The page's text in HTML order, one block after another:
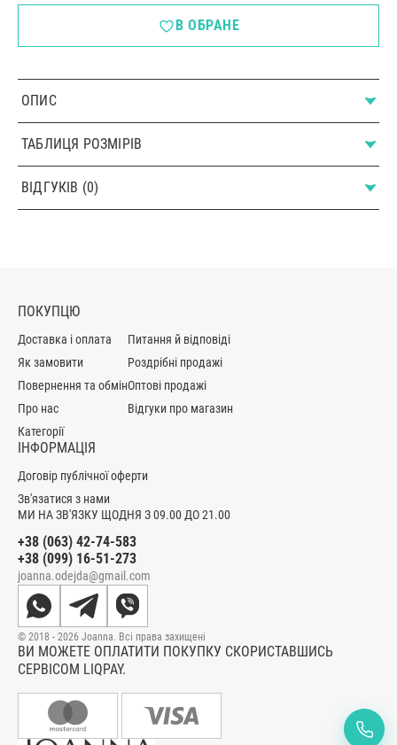
В ОБРАНЕ
ОПИС
ТАБЛИЦЯ РОЗМІРІВ
ВІДГУКІВ (0)
МИ НА ЗВ'ЯЗКУ ЩОДНЯ З 09.00 ДО 21.00
+38 (063) 42-74-583
+38 (099) 16-51-273
joanna.odejda@gmail.com
ПОКУПЦЮ
Доставка і оплата
Як замовити
Повернення та обмін
Про нас
Категорії
Питання й відповіді
Роздрібні продажі
Оптові продажі
Відгуки про магазин
ІНФОРМАЦІЯ
Договір публічної оферти
Зв'язатися з нами
ВИ МОЖЕТЕ ОПЛАТИТИ ПОКУПКУ СКОРИСТАВШИСЬ
СЕРВІСОМ LIQPAY.
© 2018 - 2026 Joanna. Всі права захищені